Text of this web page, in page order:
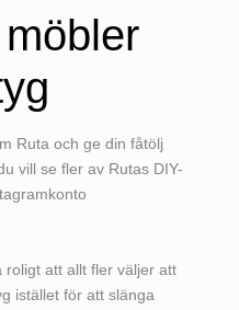
Ruta och ge din fåtölj
vill se fler av Rutas DIY-
roligt att allt fler väljer att
istället för att slänga